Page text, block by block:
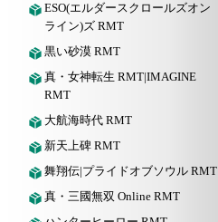
ESO(エルダースクロールズオン
ライン)ズ RMT
黒い砂漠 RMT
真・女神転生 RMT|IMAGINE
RMT
大航海時代 RMT
新天上碑 RMT
舞翔伝|プライドオブソウル RMT
真・三國無双 Online RMT